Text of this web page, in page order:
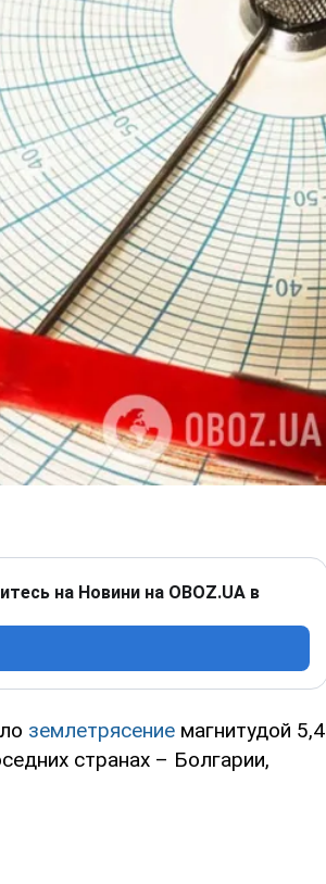
на Новини на OBOZ.UA в
землетрясение магнитудой 5,4
странах – Болгарии,